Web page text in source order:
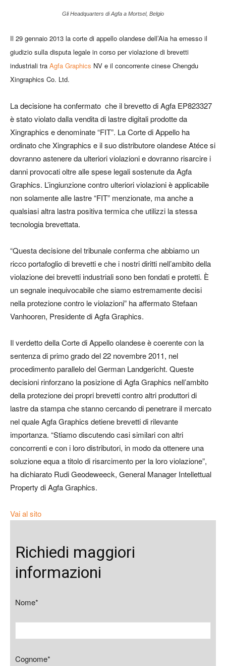
Gli Headquarters di Agfa a Mortsel, Belgio
Il 29 gennaio 2013 la corte di appello olandese dell’Aia ha emesso il
giudizio sulla disputa legale in corso per violazione di brevetti
industriali tra Agfa Graphics NV e il concorrente cinese Chengdu
Xingraphics Co. Ltd.
La decisione ha confermato che il brevetto di Agfa EP823327
è stato violato dalla vendita di lastre digitali prodotte da
Xingraphics e denominate “FIT”. La Corte di Appello ha
ordinato che Xingraphics e il suo distributore olandese Atéce si
dovranno astenere da ulteriori violazioni e dovranno risarcire i
danni provocati oltre alle spese legali sostenute da Agfa
Graphics. L’ingiunzione contro ulteriori violazioni è applicabile
non solamente alle lastre “FIT” menzionate, ma anche a
qualsiasi altra lastra positiva termica che utilizzi la stessa
tecnologia brevettata.
“Questa decisione del tribunale conferma che abbiamo un
ricco portafoglio di brevetti e che i nostri diritti nell’ambito della
violazione dei brevetti industriali sono ben fondati e protetti. È
un segnale inequivocabile che siamo estremamente decisi
nella protezione contro le violazioni” ha affermato Stefaan
Vanhooren, Presidente di Agfa Graphics.
Il verdetto della Corte di Appello olandese è coerente con la
sentenza di primo grado del 22 novembre 2011, nel
procedimento parallelo del German Landgericht. Queste
decisioni rinforzano la posizione di Agfa Graphics nell’ambito
della protezione dei propri brevetti contro altri produttori di
lastre da stampa che stanno cercando di penetrare il mercato
nel quale Agfa Graphics detiene brevetti di rilevante
importanza. “Stiamo discutendo casi similari con altri
concorrenti e con i loro distributori, in modo da ottenere una
soluzione equa a titolo di risarcimento per la loro violazione”,
ha dichiarato Rudi Geodeweeck, General Manager Intellettual
Property di Agfa Graphics.
Vai al sito
Richiedi maggiori
informazioni
Nome*
Cognome*